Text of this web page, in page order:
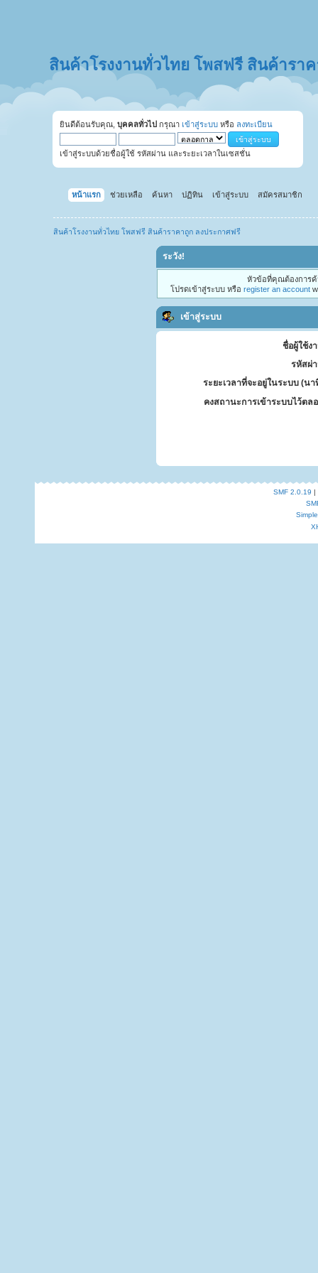
สินค้าโรงงานทั่วไทย โพสฟรี สินค้ารา
ยินดีต้อนรับคุณ, บุคคลทั่วไป กรุณา เข้าสู่ระบบ หรือ ลงทะเบียน
เข้าสู่ระบบด้วยชื่อผู้ใช้ รหัสผ่าน และระยะเวลาในเซสชั่น
หน้าแรก ช่วยเหลือ ค้นหา ปฏิทิน เข้าสู่ระบบ สมัครสมาชิก
สินค้าโรงงานทั่วไทย โพสฟรี สินค้าราคาถูก ลงประกาศฟรี
ระวัง!
หัวข้อที่คุณต้องการ
โปรดเข้าสู่ระบบ หรือ register an account
เข้าสู่ระบบ
ชื่อผู้ใช้ง
รหัสผ่
ระยะเวลาที่จะอยู่ในระบบ (นา
คงสถานะการเข้าระบบไว้ตล
SMF 2.0.19 |